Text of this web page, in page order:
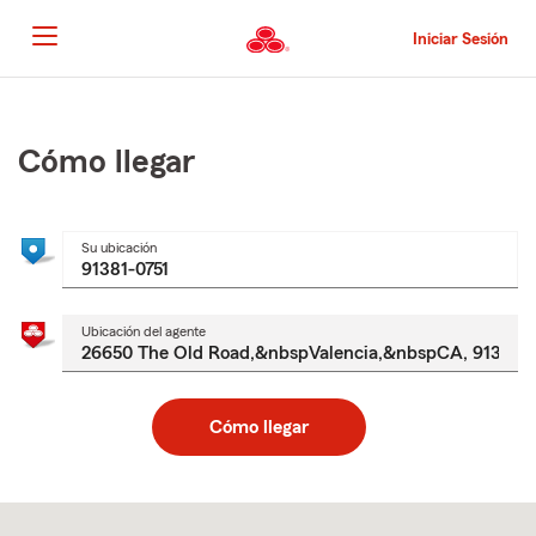
al
contenido
principal
Iniciar Sesión
principal
Cómo llegar
Su ubicación
Ubicación del agente
Cómo llegar
to